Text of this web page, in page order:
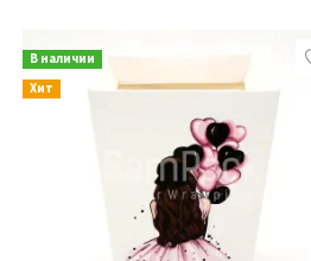
В наличии
Хит